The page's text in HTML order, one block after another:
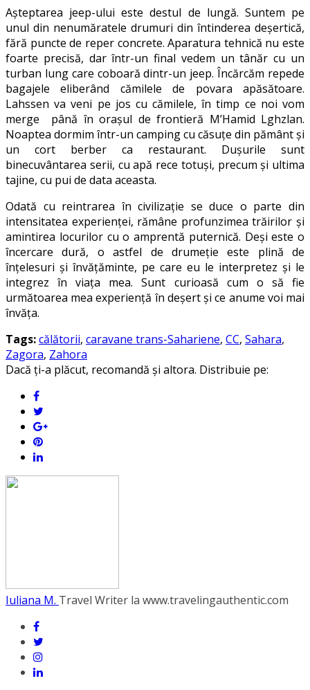
Aşteptarea jeep-ului este destul de lungă. Suntem pe
unul din nenumăratele drumuri din întinderea deşertică,
fără puncte de reper concrete. Aparatura tehnică nu este
foarte precisă, dar într-un final vedem un tânăr cu un
turban lung care coboară dintr-un jeep. Încărcăm repede
bagajele eliberând cămilele de povara apăsătoare.
Lahssen va veni pe jos cu cămilele, în timp ce noi vom
merge până în oraşul de frontieră M’Hamid Lghzlan.
Noaptea dormim într-un camping cu căsuţe din pământ şi
un cort berber ca restaurant. Duşurile sunt
binecuvântarea serii, cu apă rece totuşi, precum şi ultima
tajine, cu pui de data aceasta.
Odată cu reintrarea în civilizaţie se duce o parte din
intensitatea experienţei, rămâne profunzimea trăirilor şi
amintirea locurilor cu o amprentă puternică. Deşi este o
încercare dură, o astfel de drumeţie este plină de
înţelesuri şi învăţăminte, pe care eu le interpretez şi le
integrez în viaţa mea. Sunt curioasă cum o să fie
următoarea mea experienţă în deşert şi ce anume voi mai
învăţa.
Tags:călătorii, caravane trans-Sahariene, CC, Sahara,
Zagora, Zahora
Dacă ți-a plăcut, recomandă și altora. Distribuie pe:
Iuliana M. Travel Writer la www.travelingauthentic.com